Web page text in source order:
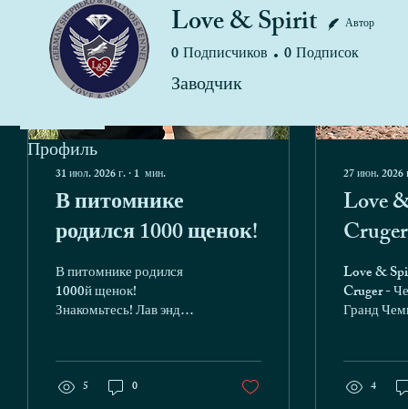
31 июл. 2026 г.∙1 мин.
В питомнике
родился 1000 щенок!
В питомнике родился
1000й щенок!
Знакомьтесь! Лав энд
Kosmos x Love & Spirit
Shuriken
5 0
27 июн. 2026
Love
НКП
Love &
Cruger -
Гранд
4
Love & Spirit Автор
0Подписчиков 0Подписок
Заводчик
Профиль